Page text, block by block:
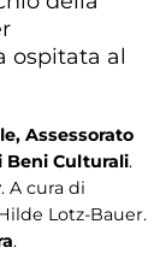
ospitata al
Assessorato
Beni Culturali.
. A cura di
Lotz-Bauer.
.